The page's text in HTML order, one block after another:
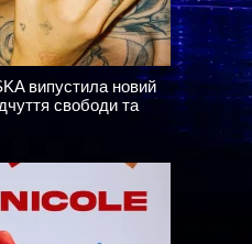
випустила новий
свободи та